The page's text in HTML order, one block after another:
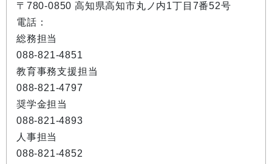
〒780-0850 高知県高知市丸ノ内1丁目7番52号
電話：
総務担当
088-821-4851
教育事務支援担当
088-821-4797
奨学金担当
088-821-4893
人事担当
088-821-4852